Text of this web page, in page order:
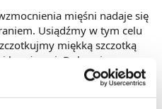
mięśni nadaje się
Usiądźmy w tym celu
miękką szczotką
krzyżowej. Dolewajmy przy
nasiadowa z nacieraniem